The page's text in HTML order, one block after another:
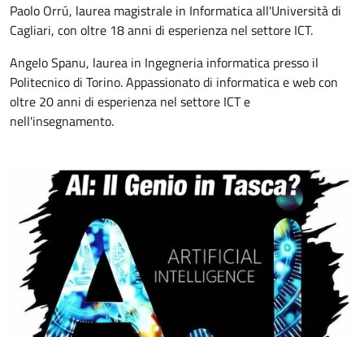
Paolo Orrú, laurea magistrale in Informatica all'Università di
Cagliari, con oltre 18 anni di esperienza nel settore ICT.
Angelo Spanu, laurea in Ingegneria informatica presso il
Politecnico di Torino. Appassionato di informatica e web con
oltre 20 anni di esperienza nel settore ICT e
nell'insegnamento.